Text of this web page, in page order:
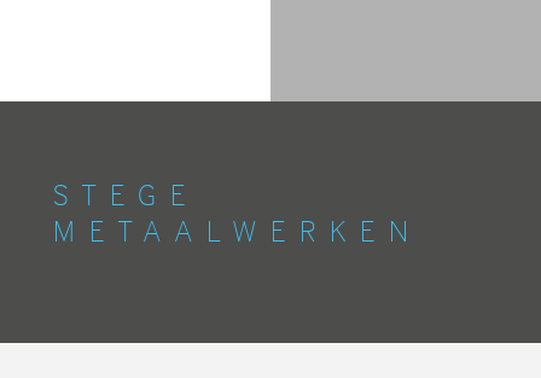
STEGE
METAALWERKEN